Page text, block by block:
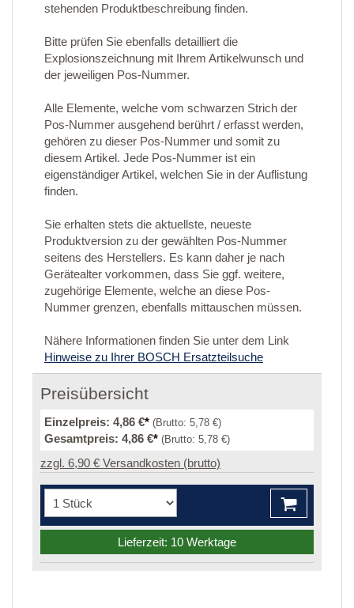
stehenden Produktbeschreibung finden.
Bitte prüfen Sie ebenfalls detailliert die
Explosionszeichnung mit Ihrem Artikelwunsch und
der jeweiligen Pos-Nummer.
Alle Elemente, welche vom schwarzen Strich der
Pos-Nummer ausgehend berührt / erfasst werden,
gehören zu dieser Pos-Nummer und somit zu
diesem Artikel. Jede Pos-Nummer ist ein
eigenständiger Artikel, welchen Sie in der Auflistung
finden.
Sie erhalten stets die aktuellste, neueste
Produktversion zu der gewählten Pos-Nummer
seitens des Herstellers. Es kann daher je nach
Gerätealter vorkommen, dass Sie ggf. weitere,
zugehörige Elemente, welche an diese Pos-
Nummer grenzen, ebenfalls mittauschen müssen.
Nähere Informationen finden Sie unter dem Link
Hinweise zu Ihrer BOSCH Ersatzteilsuche
Preisübersicht
Einzelpreis: 4,86 €* (Brutto: 5,78 €)
Gesamtpreis: 4,86 €* (Brutto: 5,78 €)
zzgl. 6,90 € Versandkosten (brutto)
Lieferzeit: 10 Werktage